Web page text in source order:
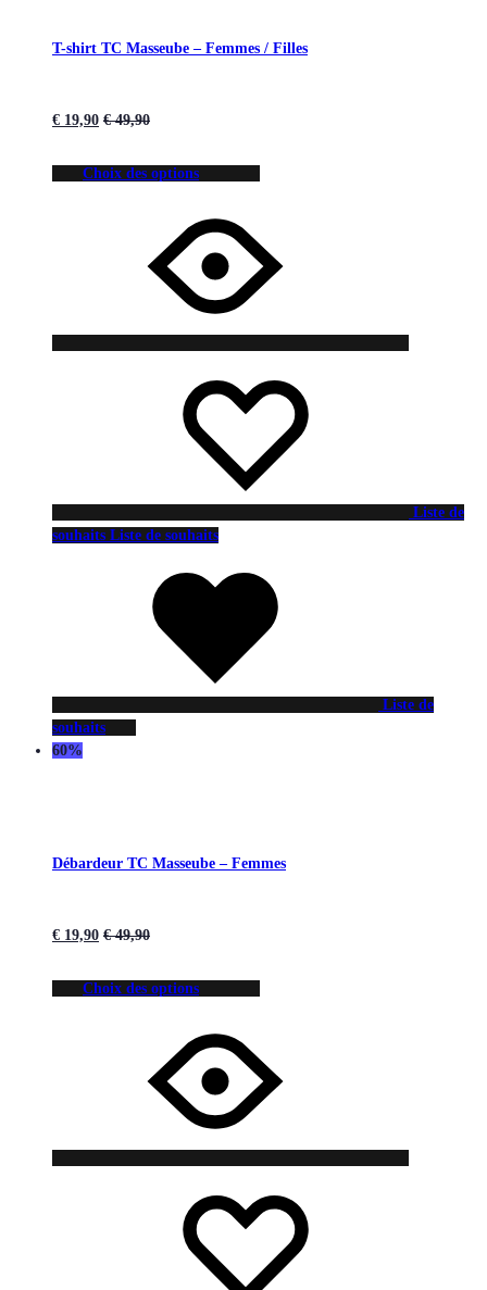
T-shirt TC Masseube – Femmes / Filles
€ 19,90 €49,90
Choix des options
Liste de
souhaits Liste de souhaits
Liste de
souhaits
60%
Débardeur TC Masseube – Femmes
€ 19,90 €49,90
Choix des options